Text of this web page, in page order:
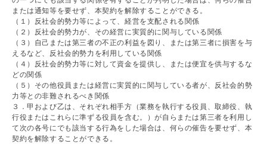
または通知等を要せず、本契約を解除することができる。
（１）反社会的勢力等によって、経営を支配される関係
（２）反社会的勢力が、その経営に実質的に関与している関係
（３）自己または第三者の不正の利益を図り、または第三者に損害を与
えるなど、反社会的勢力を利用している関係
（４）反社会的勢力等に対して資金を提供し、または便宜を供与するな
どの関係
（５）その他役員または経営に実質的に関与している者が、反社会的勢
力等との非難されるべき関係
３．甲および乙は、それぞれ相手方（業務を執行する役員、取締役、執
行役またはこれらに準ずる役員を含む。）が自らまたは第三者を利用し
て次の各号にでも該当する行為をした場合は、何らの催告を要せず、本
契約を解除することができる。